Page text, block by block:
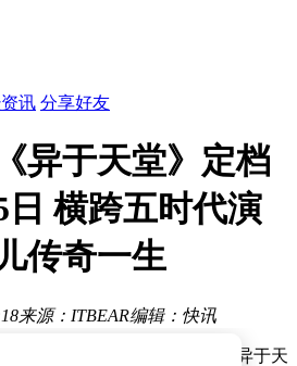
讯 分享好友
异于天堂》定档
日 横跨五时代演
传奇一生
来源：ITBEAR编辑：快讯
上，如龙工作室携全新力作《异于天